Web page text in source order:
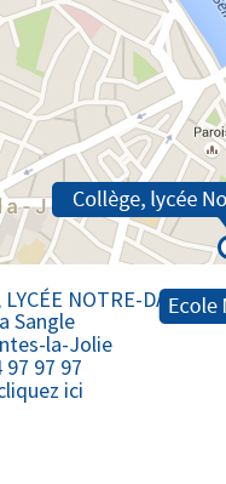
LYCÉE NOTRE-DAME
Sangle
la-Jolie
97 97 97
ici